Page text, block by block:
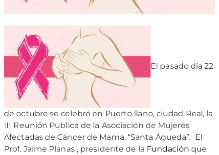
El pasado día 22
de octubre se celebró en Puerto llano, ciudad Real, la
III Reunión Publica de la Asociación de Mujeres
Afectadas de Cáncer de Mama, “Santa Águeda”. El
Prof. Jaime Planas , presidente de la Fundación que